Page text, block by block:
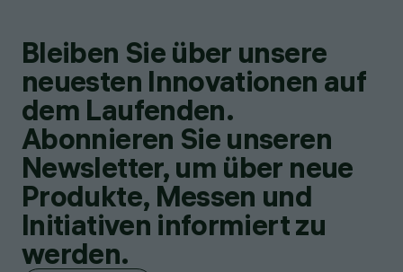
Bleiben Sie über unsere
neuesten Innovationen auf
dem Laufenden.
Abonnieren Sie unseren
Newsletter, um über neue
Produkte, Messen und
Initiativen informiert zu
werden.